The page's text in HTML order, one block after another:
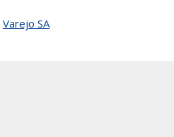
Varejo SA